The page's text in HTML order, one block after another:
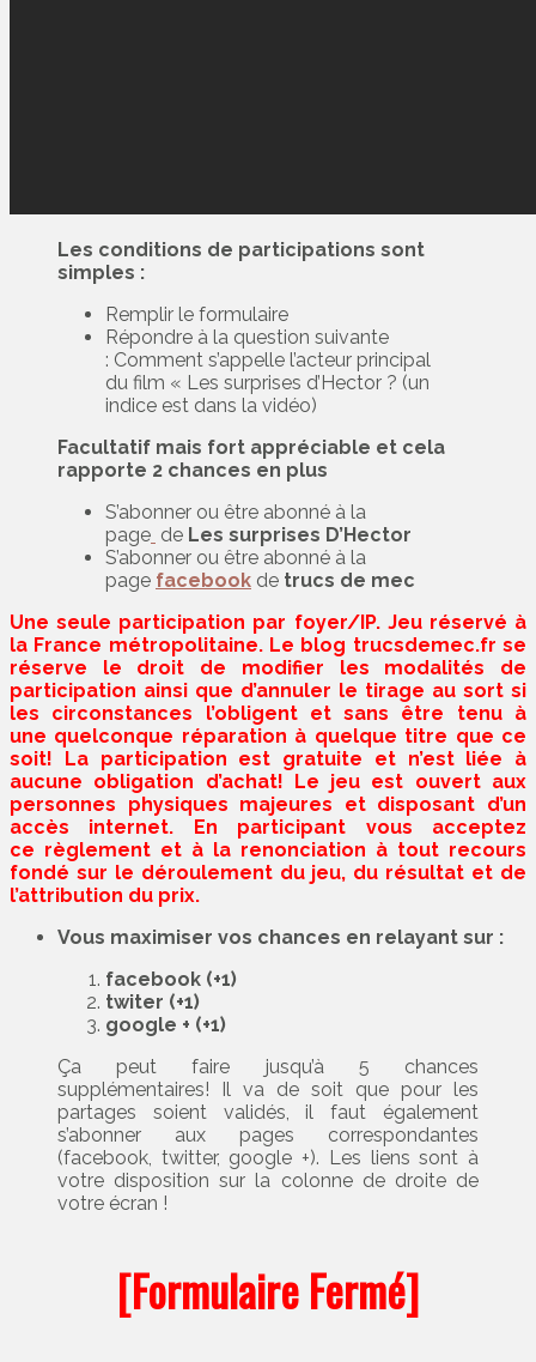
Les conditions de participations sont
simples :
Remplir le formulaire
Répondre à la question suivante
: Comment s’appelle l’acteur principal
du film « Les surprises d’Hector ? (un
indice est dans la vidéo)
Facultatif mais fort appréciable et cela
rapporte 2 chances en plus
S’abonner ou être abonné à la
page de Les surprises D’Hector
S’abonner ou être abonné à la
page facebook de trucs de mec
Une seule participation par foyer/IP. Jeu réservé à
la France métropolitaine. Le blog trucsdemec.fr se
réserve le droit de modifier les modalités de
participation ainsi que d’annuler le tirage au sort si
les circonstances l’obligent et sans être tenu à
une quelconque réparation à quelque titre que ce
soit! La participation est gratuite et n’est liée à
aucune obligation d’achat! Le jeu est ouvert aux
personnes physiques majeures et disposant d’un
accès internet. En participant vous acceptez
ce règlement et à la renonciation à tout recours
fondé sur le déroulement du jeu, du résultat et de
l’attribution du prix.
Vous maximiser vos chances en relayant sur :
facebook (+1)
twiter (+1)
google + (+1)
Ça peut faire jusqu’à 5 chances
supplémentaires! Il va de soit que pour les
partages soient validés, il faut également
s’abonner aux pages correspondantes
(facebook, twitter, google +). Les liens sont à
votre disposition sur la colonne de droite de
votre écran !
[Formulaire Fermé]